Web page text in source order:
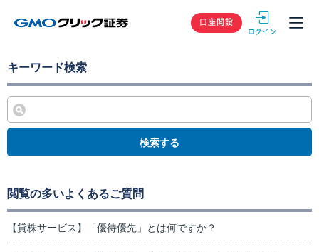
GMOクリック
口座開設
キーワード検索
検索する
閲覧の多いよくあるご質問
【貸株サービス】「優待優先」とは何ですか？